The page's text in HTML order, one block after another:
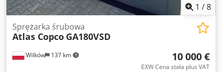
1 /8
Wilków 137 km
Sprężarka śrubowa
Atlas Copco GA180VSD
10 000 €
EXW Cena stała plus VAT